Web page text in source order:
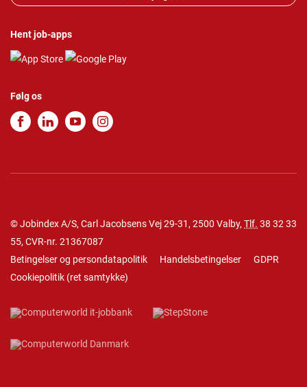
Hent job-apps
Følg os
© Jobindex A/S, Carl Jacobsens Vej 29-31, 2500 Valby, Tlf. 38 32 33
55, CVR-nr. 21367087
Betingelser og persondatapolitik
Handelsbetingelser
GDPR
Cookiepolitik (ret samtykke)